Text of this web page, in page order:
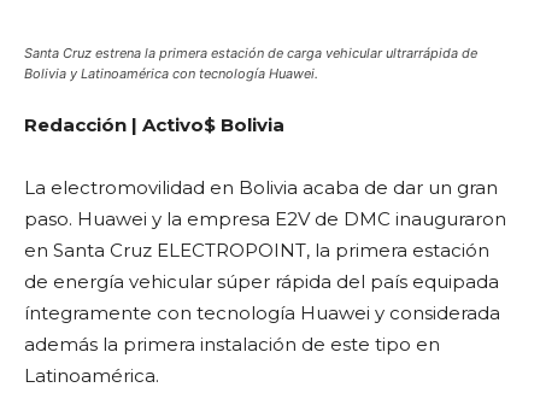
Santa Cruz estrena la primera estación de carga vehicular ultrarrápida de
Bolivia y Latinoamérica con tecnología Huawei.
Redacción | Activo$ Bolivia
La electromovilidad en Bolivia acaba de dar un gran
paso. Huawei y la empresa E2V de DMC inauguraron
en Santa Cruz ELECTROPOINT, la primera estación
de energía vehicular súper rápida del país equipada
íntegramente con tecnología Huawei y considerada
además la primera instalación de este tipo en
Latinoamérica.